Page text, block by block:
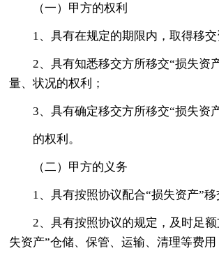
（一）甲方的权利
1、具有在规定的期限内，取得移交
2、具有知悉移交方所移交“损失资
量、状况的权利；
3、具有确定移交方所移交“损失资
的权利。
（二）甲方的义务
1、具有按照协议配合“损失资产”移
2、具有按照协议的规定，及时足
失资产”仓储、保管、运输、清理等费